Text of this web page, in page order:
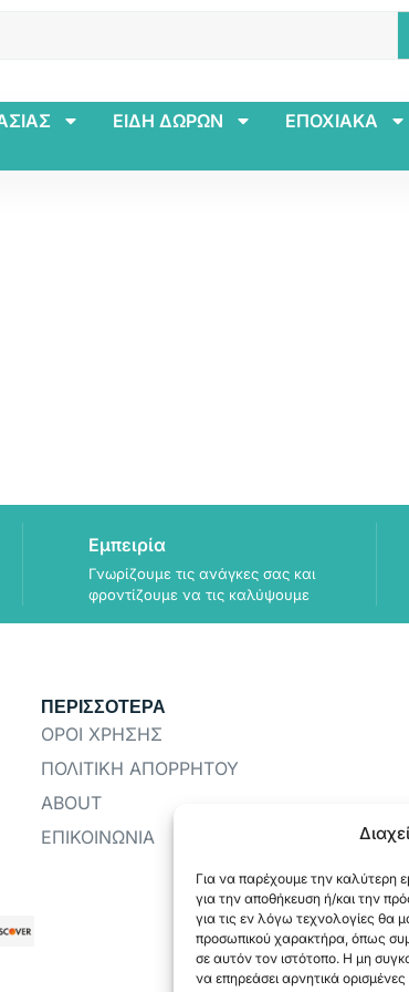
Για να παρέχουμε την καλύτερη
για την αποθήκευση ή/και την
για τις εν λόγω τεχνολογίες θα
προσωπικού χαρακτήρα, όπως
σε αυτόν τον ιστότοπο. Η μη
να επηρεάσει αρνητικά
ΕΙΔΗ ΔΩΡΩΝ ΕΠΟΧΙΑΚΑ
Εμπειρία
Γνωρίζουμε τις ανάγκες σας και
φροντίζουμε να τις καλύψουμε
ΠΕΡΙΣΣΟΤΕΡΑ
ΟΡΟΙ ΧΡΗΣΗΣ
ΠΟΛΙΤΙΚΗ ΑΠΟΡΡΗΤΟΥ
ABOUT
ΕΠΙΚΟΙΝΩΝΙΑ